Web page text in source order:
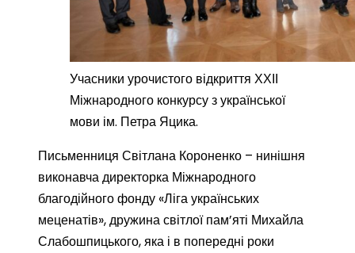
Учасники урочистого відкриття ХХІІ
Міжнародного конкурсу з української
мови ім. Петра Яцика.
Письменниця Світлана Короненко – нинішня
виконавча директорка Міжнародного
благодійного фонду «Ліга українських
меценатів», дружина світлої пам’яті Михайла
Слабошпицького, яка і в попередні роки